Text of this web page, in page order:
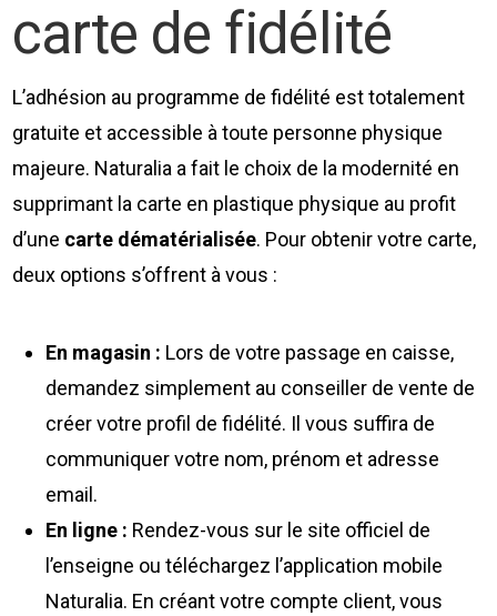
carte de fidélité
L’adhésion au programme de fidélité est totalement
gratuite et accessible à toute personne physique
majeure. Naturalia a fait le choix de la modernité en
supprimant la carte en plastique physique au profit
d’une carte dématérialisée. Pour obtenir votre carte,
deux options s’offrent à vous :
En magasin : Lors de votre passage en caisse,
demandez simplement au conseiller de vente de
créer votre profil de fidélité. Il vous suffira de
communiquer votre nom, prénom et adresse
email.
En ligne : Rendez-vous sur le site officiel de
l’enseigne ou téléchargez l’application mobile
Naturalia. En créant votre compte client, vous